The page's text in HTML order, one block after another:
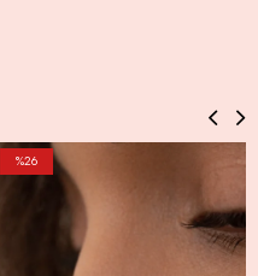
%26